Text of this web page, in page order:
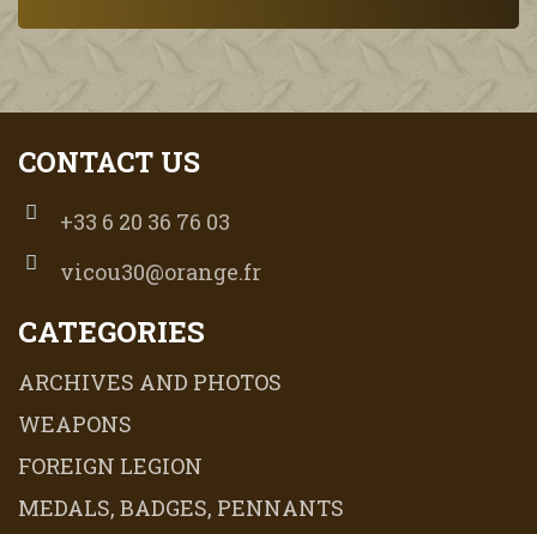
CONTACT US
+33 6 20 36 76 03
vicou30@orange.fr
CATEGORIES
ARCHIVES AND PHOTOS
WEAPONS
FOREIGN LEGION
MEDALS, BADGES, PENNANTS